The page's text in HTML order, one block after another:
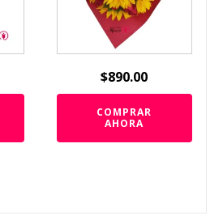
$890.00
COMPRAR
AHORA